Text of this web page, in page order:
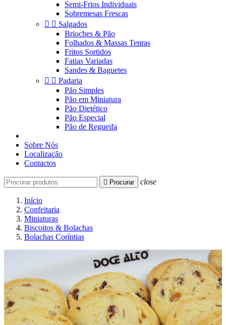
Semi-Frios Individuais
Sobremesas Frescas
  Salgados
Brioches & Pão
Folhados & Massas Tenras
Fritos Sortidos
Fatias Variadas
Sandes & Baguetes
  Padaria
Pão Simples
Pão em Miniatura
Pão Dietético
Pão Especial
Pão de Regueifa
Sobre Nós
Localização
Contactos
 Procurar close
Início
Confeitaria
Miniaturas
Biscoitos & Bolachas
Bolachas Coríntias